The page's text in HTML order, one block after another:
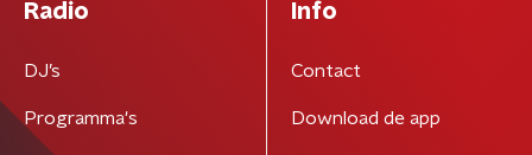
Radio
DJ’s
Programma's
Info
Contact
Download de app